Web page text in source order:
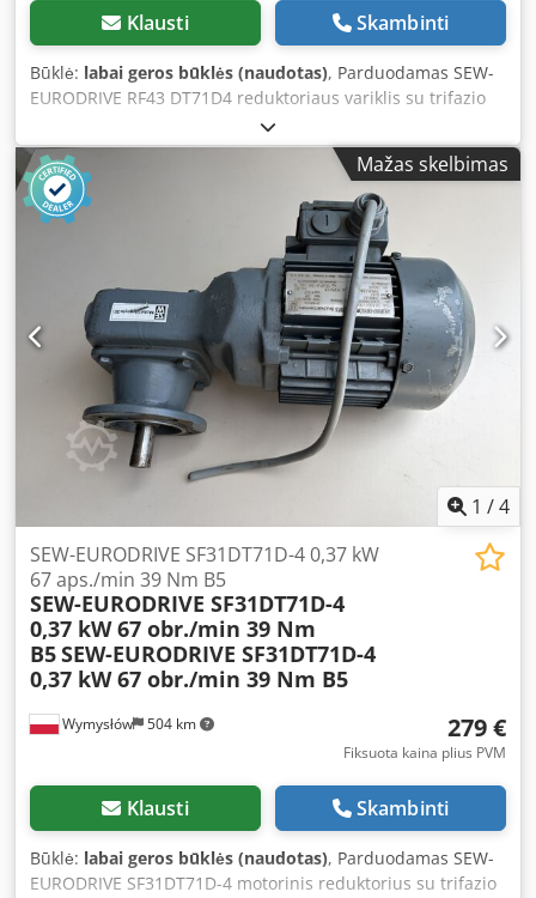
Klausti Skambinti
Būklė: labai geros būklės (naudotas), Parduodamas SEW-
EURODRIVE RF43 DT71D4 reduktoriaus variklis su trifazio
0,37 kW galios varikliu. Dcedoznv Hajpfx Ag Sek Įrenginys
yra visiškai veikmingas, išbandytas ir paruoštas darbui.
Techninė būklė labai gera, vizualiai turi įprastų naudojimo
žymių, atsiradusių eksploatacijos metu. Reduktoriaus
variklyje įrengta cilindrinė pavara su B5 montavimo flanšu,
todėl jis puikiai tinka konvejerių, dozatorių, gamybos
įrenginių ir kitų pramoninių įrenginių pavaroms. Techniniai
duomenys: Gamintojas: SEW-EURODRIVE Reduktoriaus
tipas: RF43 Variklio tipas: DT71D4 Galia: 0,37 kW
Maitinimas: 3×220/380 V, 50 Hz Variklio greitis: 1380
aps./min. Išėjimo greitis: 22 aps./min. Išėjimo momentas:
137 Nm Konstrukcija: IM B5 Apsaugos laipsnis: IP54
Izoliacijos klasė: B Galios koeficientas: cos φ 0,70
Mažas skelbimas
1 /4
Wymysłów 504 km
SEW-EURODRIVE SF31DT71D-4 0,37 kW
67 aps./min 39 Nm B5
SEW-EURODRIVE SF31DT71D-4
0,37 kW 67 obr./min 39 Nm
B5SEW-EURODRIVE SF31DT71D-4
0,37 kW 67 obr./min 39 Nm B5
279 €
Fiksuota kaina plius PVM
Klausti Skambinti
Būklė: labai geros būklės (naudotas), Parduodamas SEW-
EURODRIVE SF31DT71D-4 motorinis reduktorius su trifazio